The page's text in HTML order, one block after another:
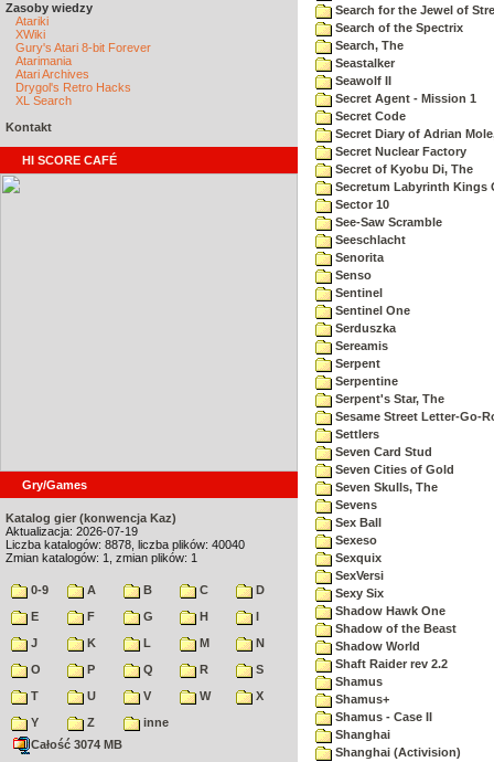
Zasoby wiedzy
Atariki
XWiki
Gury's Atari 8-bit Forever
Atarimania
Atari Archives
Drygol's Retro Hacks
XL Search
Kontakt
HI SCORE CAFÉ
Gry/Games
Katalog gier (konwencja Kaz)
Aktualizacja: 2026-07-19
Liczba katalogów: 8878, liczba plików: 40040
Zmian katalogów: 1, zmian plików: 1
0-9 A B C
D
E
F G H
I
J
K L M
N
O
P Q R
S
T
U V W
X
Y
Z
inne
Całość 3074 MB
Search for the Jewel of
Search of the Spectrix
Search, The
Seastalker
Seawolf II
Secret Agent - Mission 1
Secret Code
Secret Diary of Adrian
Secret Nuclear Factory
Secret of Kyobu Di, The
Secretum Labyrinth Kings
Sector 10
See-Saw Scramble
Seeschlacht
Senorita
Senso
Sentinel
Sentinel One
Serduszka
Sereamis
Serpent
Serpentine
Serpent's Star, The
Sesame Street Letter-Go-
Settlers
Seven Card Stud
Seven Cities of Gold
Seven Skulls, The
Sevens
Sex Ball
Sexeso
Sexquix
SexVersi
Sexy Six
Shadow Hawk One
Shadow of the Beast
Shadow World
Shaft Raider rev 2.2
Shamus
Shamus+
Shamus - Case II
Shanghai
Shanghai (Activision)